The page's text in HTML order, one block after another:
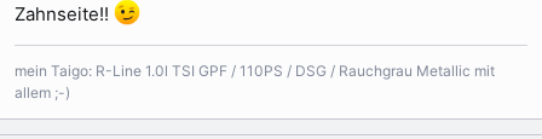
Zahnseite!!
mein Taigo: R-Line 1.0l TSI GPF / 110PS / DSG / Rauchgrau Metallic mit
allem ;-)